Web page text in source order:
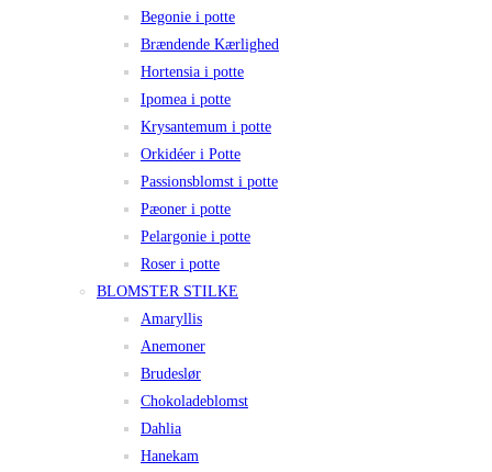
Begonie i potte
Brændende Kærlighed
Hortensia i potte
Ipomea i potte
Krysantemum i potte
Orkidéer i Potte
Passionsblomst i potte
Pæoner i potte
Pelargonie i potte
Roser i potte
BLOMSTER STILKE
Amaryllis
Anemoner
Brudeslør
Chokoladeblomst
Dahlia
Hanekam